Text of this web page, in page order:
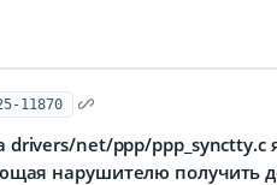
11870
drivers/net/ppp/ppp_synctty.c
нарушителю получить